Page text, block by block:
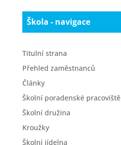
Škola - navigace
Titulní strana
Přehled zaměstnanců
Články
Školní poradenské pracoviště
Školní družina
Kroužky
Školní jídelna